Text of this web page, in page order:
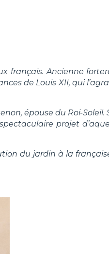
français. Ancienne
de Louis XII, qui
épouse du Roi-Soleil.
projet
du jardin à la